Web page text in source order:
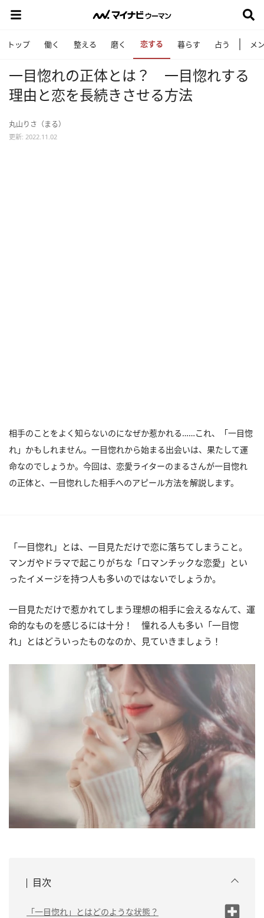
トップ 働く 整える 磨く 恋する 暮らす 占う メ
一目惚れの正体とは？ 一目惚れする
理由と恋を長続きさせる方法
丸山りさ（まる）
更新: 2022.11.02
相手のことをよく知らないのになぜか惹かれる……これ、「一目惚
れ」かもしれません。一目惚れから始まる出会いは、果たして運
命なのでしょうか。今回は、恋愛ライターのまるさんが一目惚れ
の正体と、一目惚れした相手へのアピール方法を解説します。
「一目惚れ」とは、一目見ただけで恋に落ちてしまうこと。
マンガやドラマで起こりがちな「ロマンチックな恋愛」とい
ったイメージを持つ人も多いのではないでしょうか。
一目見ただけで惹かれてしまう理想の相手に会えるなんて、運
命的なものを感じるには十分！ 憧れる人も多い「一目惚
れ」とはどういったものなのか、見ていきましょう！
目次
「一目惚れ」とはどのような状態？